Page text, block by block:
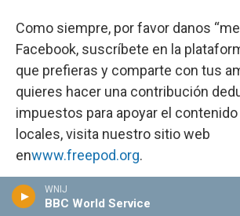
WNIJ
BBC World Service
Como siempre, por favor danos
Facebook, suscríbete en la
que prefieras y comparte con tus
quieres hacer una contribución
impuestos para apoyar el
locales, visita nuestro sitio web
enwww.freepod.org.
Esto ha sido Freepod. Gracias por